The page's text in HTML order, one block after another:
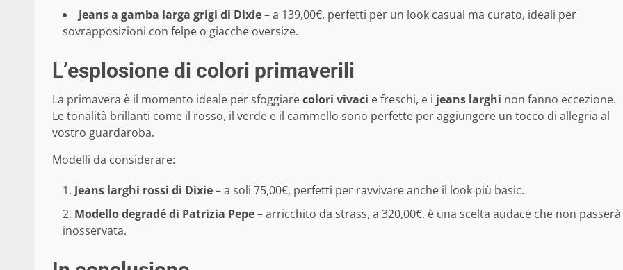
Jeans a gamba larga grigi di Dixie– a 139,00€, perfetti per un look casual ma curato, ideali per
sovrapposizioni con felpe o giacche oversize.
L’esplosione di colori primaverili
La primavera è il momento ideale per sfoggiarecolori vivaci e freschi, e i jeans larghi non fanno eccezione.
Le tonalità brillanti come il rosso, il verde e il cammello sono perfette per aggiungere un tocco di allegria al
vostro guardaroba.
Modelli da considerare:
Jeans larghi rossi di Dixie– a soli 75,00€, perfetti per ravvivare anche il look più basic.
Modello degradé di Patrizia Pepe– arricchito da strass, a 320,00€, è una scelta audace che non passerà
inosservata.